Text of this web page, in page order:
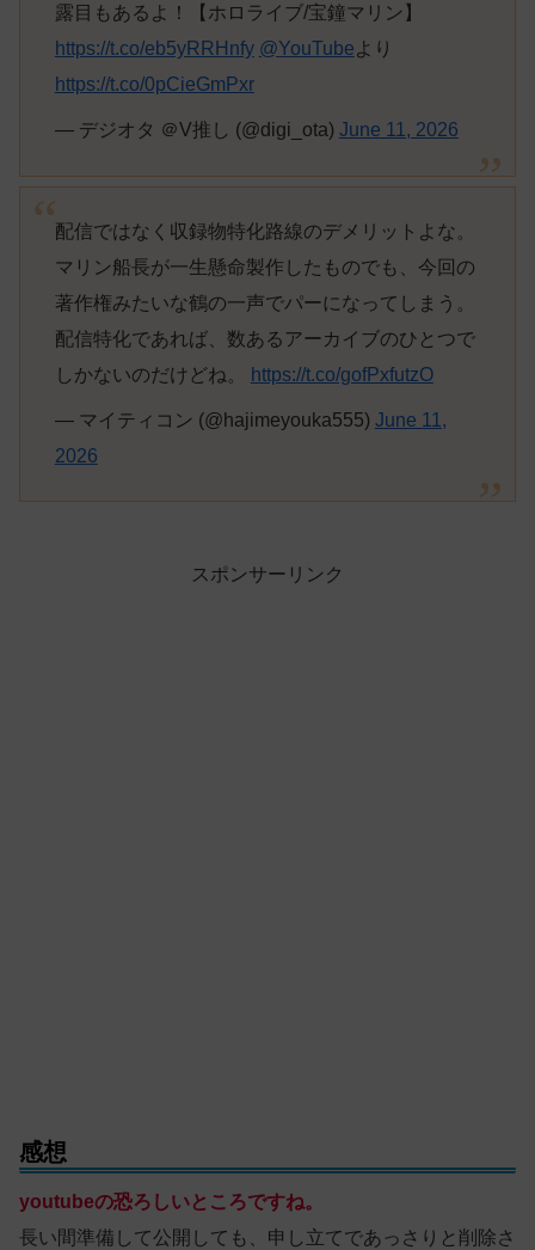
露目もあるよ！【ホロライブ/宝鐘マリン】
https://t.co/eb5yRRHnfy @YouTube より
https://t.co/0pCieGmPxr
— デジオタ ＠V推し (@digi_ota) June 11, 2026
配信ではなく収録物特化路線のデメリットよな。
マリン船長が一生懸命製作したものでも、今回の
著作権みたいな鶴の一声でパーになってしまう。
配信特化であれば、数あるアーカイブのひとつで
しかないのだけどね。
https://t.co/gofPxfutzO
— マイティコン (@hajimeyouka555) June 11,
2026
スポンサーリンク
感想
youtubeの恐ろしいところですね。
長い間準備して公開しても、申し立てであっさりと削除さ